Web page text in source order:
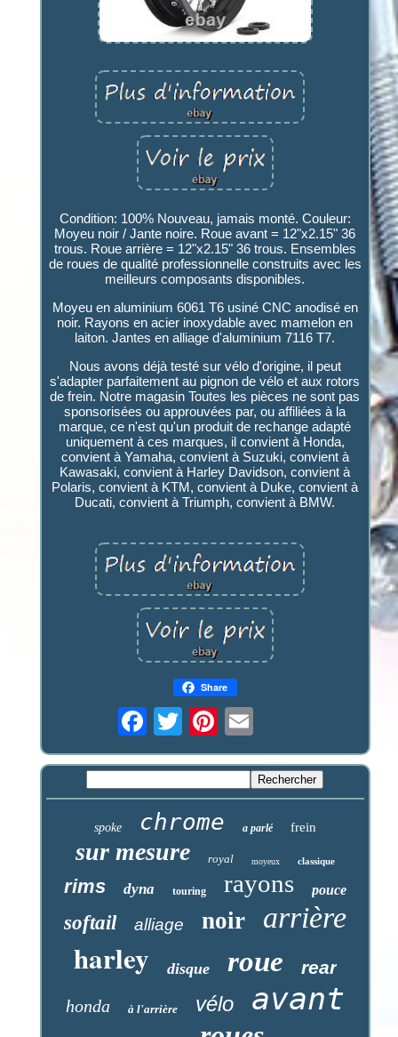
Condition: 100% Nouveau, jamais monté. Couleur:
Moyeu noir / Jante noire. Roue avant = 12"x2.15" 36
trous. Roue arrière = 12"x2.15" 36 trous. Ensembles
de roues de qualité professionnelle construits avec les
meilleurs composants disponibles.
Moyeu en aluminium 6061 T6 usiné CNC anodisé en
noir. Rayons en acier inoxydable avec mamelon en
laiton. Jantes en alliage d'aluminium 7116 T7.
Nous avons déjà testé sur vélo d'origine, il peut
s'adapter parfaitement au pignon de vélo et aux rotors
de frein. Notre magasin Toutes les pièces ne sont pas
sponsorisées ou approuvées par, ou affiliées à la
marque, ce n'est qu'un produit de rechange adapté
uniquement à ces marques, il convient à Honda,
convient à Yamaha, convient à Suzuki, convient à
Kawasaki, convient à Harley Davidson, convient à
Polaris, convient à KTM, convient à Duke, convient à
Ducati, convient à Triumph, convient à BMW.
Share
spoke chrome a parlé frein
sur mesure royal moyeux classique
rims dyna touring rayons pouce
softail alliage noir arrière
harley disque roue rear
honda à l'arrière vélo avant